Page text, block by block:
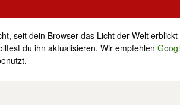
seit dein Browser das Licht der Welt
du ihn aktualisieren. Wir empfehlen